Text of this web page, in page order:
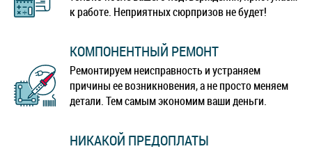
к работе. Неприятных сюрпризов не будет!
КОМПОНЕНТНЫЙ РЕМОНТ
Ремонтируем неисправность и устраняем
причины ее возникновения, а не просто меняем
детали. Тем самым экономим ваши деньги.
НИКАКОЙ ПРЕДОПЛАТЫ